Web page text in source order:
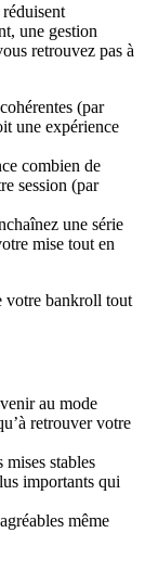
réduisent
une gestion
retrouvez pas à
(par
une expérience
combien de
session (par
une série
mise tout en
votre bankroll tout
au mode
retrouver votre
mises stables
importants qui
même